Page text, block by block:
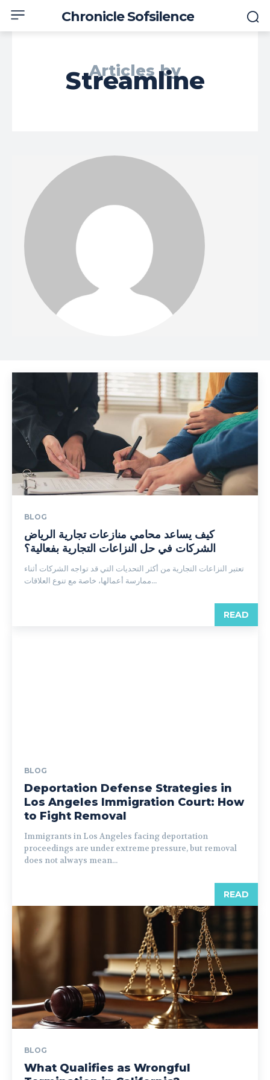
Chronicle Sofsilence
Articles by
Streamline
BLOG
كيف يساعد محامي منازعات تجارية الرياض
الشركات في حل النزاعات التجارية بفعالية؟
تعتبر النزاعات التجارية من أكثر التحديات التي قد تواجه الشركات أثناء
ممارسة أعمالها، خاصة مع تنوع العلاقات...
READ
BLOG
Deportation Defense Strategies in
Los Angeles Immigration Court: How
to Fight Removal
Immigrants in Los Angeles facing deportation
proceedings are under extreme pressure, but removal
does not always mean...
READ
BLOG
What Qualifies as Wrongful